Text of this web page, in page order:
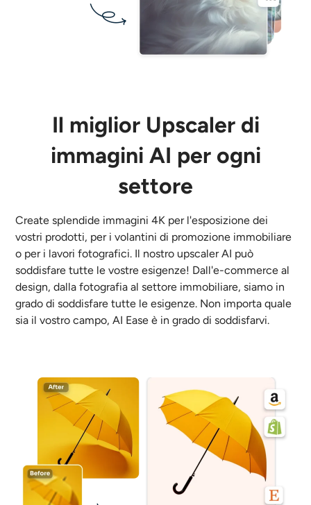
Il miglior Upscaler di
immagini AI per ogni
settore
Create splendide immagini 4K per l'esposizione dei
vostri prodotti, per i volantini di promozione immobiliare
o per i lavori fotografici. Il nostro upscaler AI può
soddisfare tutte le vostre esigenze! Dall'e-commerce al
design, dalla fotografia al settore immobiliare, siamo in
grado di soddisfare tutte le esigenze. Non importa quale
sia il vostro campo, AI Ease è in grado di soddisfarvi.